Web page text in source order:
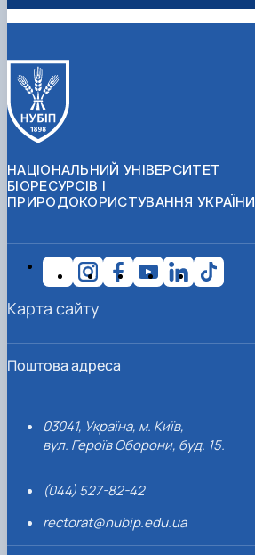
НАЦІОНАЛЬНИЙ УНІВЕРСИТЕТ
БІОРЕСУРСІВ І
ПРИРОДОКОРИСТУВАННЯ УКРАЇНИ
Поштова адреса
03041, Україна, м. Київ,
вул. Героїв Оборони, буд. 15.
(044) 527-82-42
rectorat@nubip.edu.ua
Карта сайту